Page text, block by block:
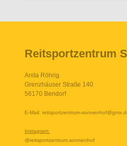
Reitsportzentrum
Anita Röhrig
Grenzhäuser Straße 140
56170 Bendorf
E-Mail: reitsportzentrum-
Instagram:
@reitsportzentrum.sonnenhof